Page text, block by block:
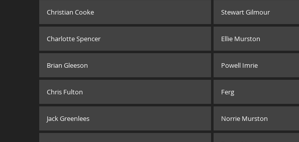
Christian Cooke Stewart Gilmour
Charlotte Spencer Ellie Murston
Brian Gleeson Powell Imrie
Chris Fulton Ferg
Jack Greenlees Norrie Murston